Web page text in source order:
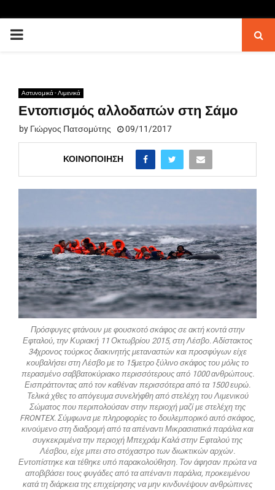
PRIMARY
Αστυνομικά - Λιμενικά
Εντοπισμός αλλοδαπών στη Σάμο
by Γιώργος Πατσομύτης 09/11/2017
ΚΟΙΝΟΠΟΊΗΣΗ
Πρόσφυγες φτάνουν με φουσκοτό σκάφος σε ακτή κοντά στην
Εφταλού, την Κυριακή 11 Οκτωβρίου 2015, στη Λέσβο. Αδίστακτος
34χρονος τούρκος διακινητής μεταναστών και προσφύγων είχε
κουβαλήσει στη Λέσβο με το 15μετρο ξύλινο σκάφος του μόλις το
περασμένο σαββατοκύριακο περισσότερους από 1000 ανθρώπους.
Εισπράττοντας από τον καθέναν περισσότερα από τα 1500 ευρώ.
Τελικά χθες το απόγευμα συνελήφθη από στελέχη του Λιμενικού
Σώματος που περιπολούσαν στην περιοχή μαζί με στελέχη της
FRONTEX. Σύμφωνα με πληροφορίες το δουλεμπορικό αυτό σκάφος,
κινούμενο στη διαδρομή από τα απέναντι Μικρασιατικά παράλια και
συγκεκριμένα την περιοχή Μπεχράμ Καλά στην Εφταλού της
Λέσβου, είχε μπει στο στόχαστρο των διωκτικών αρχών.
Εντοπίστηκε και τέθηκε υπό παρακολούθηση. Τον άφησαν πρώτα να
αποβιβάσει τους φυγάδες από τα απέναντι παράλια, προκειμένου
κατά τη διάρκεια της επιχείρησης να μην κινδυνέψουν ανθρώπινες